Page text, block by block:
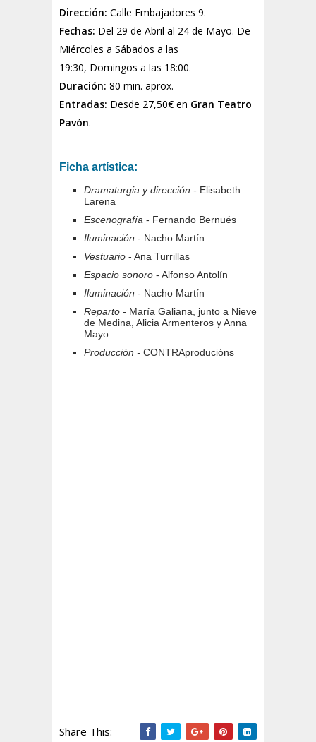
Dirección: Calle Embajadores 9.
Fechas: Del 29 de Abril al 24 de Mayo. De
Miércoles a Sábados a las
19:30, Domingos a las 18:00.
Duración: 80 min. aprox.
Entradas: Desde 27,50€ en Gran Teatro
Pavón.
Ficha artística:
Dramaturgia y dirección - Elisabeth
Larena
Escenografía - Fernando Bernués
Iluminación - Nacho Martín
Vestuario - Ana Turrillas
Espacio sonoro - Alfonso Antolín
Iluminación - Nacho Martín
Reparto - María Galiana, junto a Nieve
de Medina, Alicia Armenteros y Anna
Mayo
Producción - CONTRAproducións
Share This: